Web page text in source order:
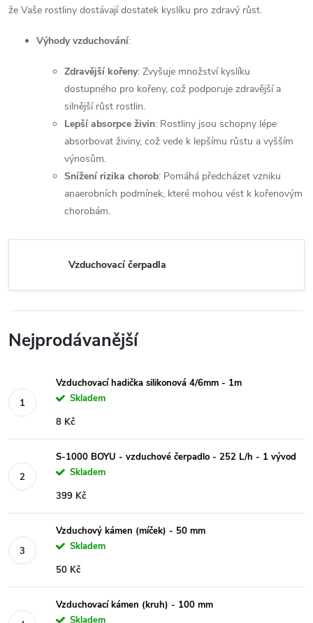
že Vaše rostliny dostávají dostatek kyslíku pro zdravý růst.
Výhody vzduchování:
Zdravější kořeny: Zvyšuje množství kyslíku
dostupného pro kořeny, což podporuje zdravější a
silnější růst rostlin.
Lepší absorpce živin: Rostliny jsou schopny lépe
absorbovat živiny, což vede k lepšímu růstu a vyšším
výnosům.
Snížení rizika chorob: Pomáhá předcházet vzniku
anaerobních podmínek, které mohou vést k kořenovým
chorobám.
Vzduchovací čerpadla
Nejprodávanější
Vzduchovací hadička silikonová 4/6mm - 1m
Skladem
8 Kč
S-1000 BOYU - vzduchové čerpadlo - 252 L/h - 1 vývod
Skladem
399 Kč
Vzduchový kámen (míček) - 50 mm
Skladem
50 Kč
Vzduchovací kámen (kruh) - 100 mm
Skladem